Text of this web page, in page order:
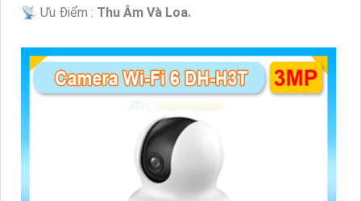
️📡 Ưu Điểm : Thu Âm Và Loa.